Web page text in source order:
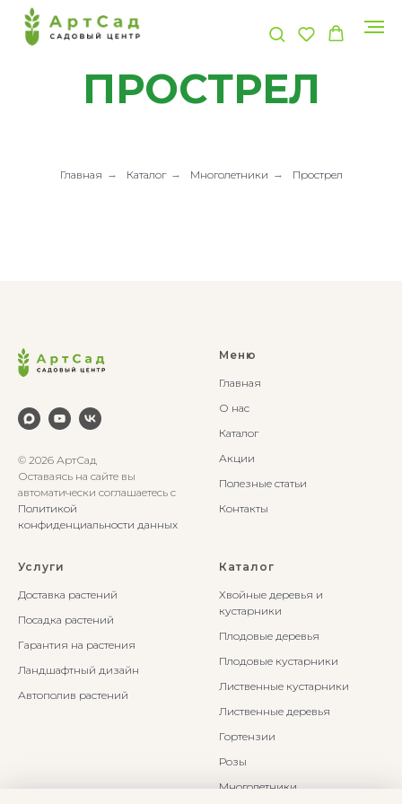
ПРОСТРЕЛ
Главная → Каталог → Многолетники → Прострел
© 2026 АртСад
Оставаясь на сайте вы
автоматически соглашаетесь с
Политикой
конфиденциальности данных
Меню
Главная
О нас
Каталог
Акции
Полезные статьи
Контакты
Услуги
Доставка растений
Посадка растений
Гарантия на растения
Ландшафтный дизайн
Автополив растений
Каталог
Хвойные деревья и
кустарники
Плодовые деревья
Плодовые кустарники
Лиственные кустарники
Лиственные деревья
Гортензии
Розы
Многолетники